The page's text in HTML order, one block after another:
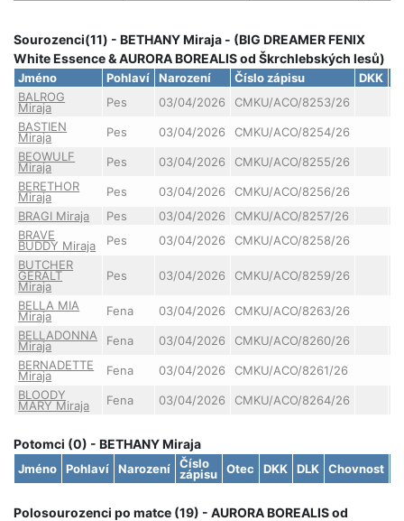
Sourozenci(11) - BETHANY Miraja - (BIG DREAMER FENIX
White Essence & AURORA BOREALIS od Škrchlebských lesů)
Jméno Pohlaví Narození Číslo zápisu DKK
BALROG
Miraja Pes 03/04/2026
CMKU/ACO/8253/26
BASTIEN
Miraja Pes 03/04/2026
CMKU/ACO/8254/26
BEOWULF
Miraja Pes 03/04/2026
CMKU/ACO/8255/26
BERETHOR
Miraja Pes 03/04/2026
CMKU/ACO/8256/26
BRAGI Miraja
Pes 03/04/2026
CMKU/ACO/8257/26
BRAVE
BUDDY Miraja Pes 03/04/2026
CMKU/ACO/8258/26
BUTCHER
GERALT
Miraja
Pes 03/04/2026 CMKU/ACO/8259/26
BELLA MIA
Miraja Fena 03/04/2026
CMKU/ACO/8263/26
BELLADONNA
Miraja Fena 03/04/2026
CMKU/ACO/8260/26
BERNADETTE
Miraja Fena 03/04/2026
CMKU/ACO/8261/26
BLOODY
MARY Miraja Fena 03/04/2026 CMKU/ACO/8264/26
Potomci (0) - BETHANY Miraja
Jméno Pohlaví Narození Číslo
zápisu Otec DKK DLK Chovnost
Polosourozenci po matce (19) - AURORA BOREALIS od